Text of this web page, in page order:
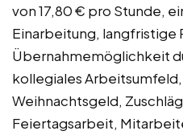
von 17,80 € pro Stunde,
Einarbeitung, langfristige
Übernahmemöglichkeit
kollegiales
Weihnachtsgeld,
Feiertagsarbeit,